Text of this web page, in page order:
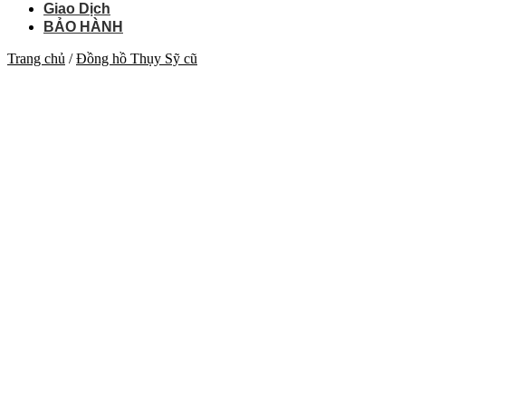
Giao Dịch
BẢO HÀNH
Trang chủ / Đồng hồ Thụy Sỹ cũ